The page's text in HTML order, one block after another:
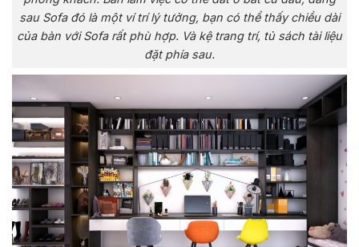
sau Sofa đó là một ví trí lý tưởng, bạn có thể thấy chiều dài
của bàn với Sofa rất phù hợp. Và kệ trang trí, tủ sách tài liệu
đặt phía sau.